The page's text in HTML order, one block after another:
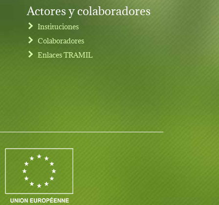
Actores y colaboradores
Instituciones
Colaboradores
Enlaces TRAMIL